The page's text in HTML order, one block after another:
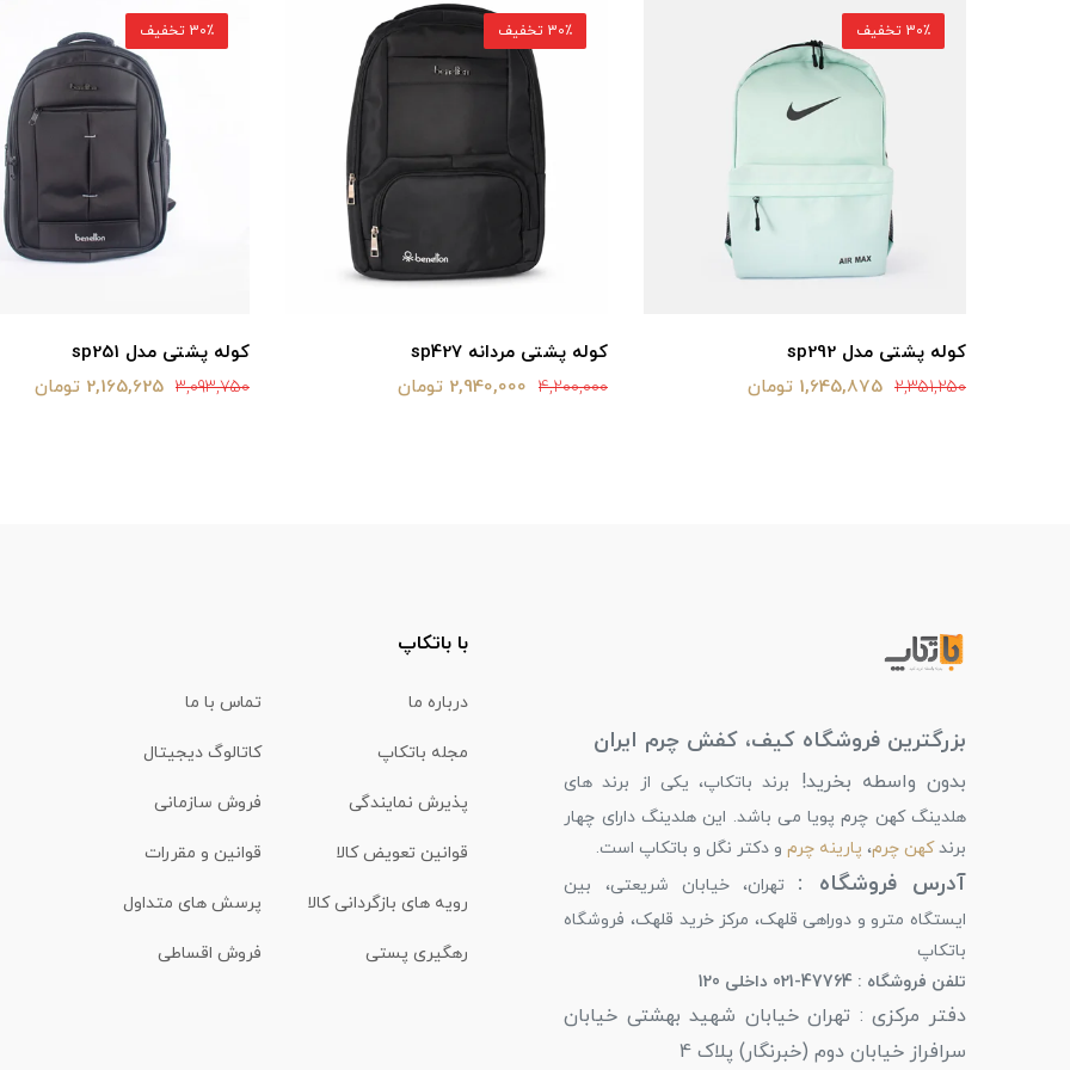
کوله پشتی مدل sp292
2,351,250 1,645,875 تومان
30٪ تخفیف
کوله پشتی مردانه sp427
4,200,000 2,940,000 تومان
30٪ تخفیف
کوله پشتی مدل sp251
3,093,750 2,165,625 تومان
30٪ تخفیف
بزرگترین فروشگاه کیف، کفش چرم ایران
بدون واسطه بخرید!
برند باتکاپ، یکی از برند های
هلدینگ کهن چرم پویا می باشد. این هلدینگ دارای چهار
برندکهن چرم، پارینه چرم و دکتر نگل و باتکاپ است.
آدرس فروشگاه : تهران، خیابان شریعتی، بین
ایستگاه مترو و دوراهی قلهک، مرکز خرید قلهک، فروشگاه
باتکاپ
تلفن فروشگاه : 47764-021 داخلی 120
دفتر مرکزی : تهران خیابان شهید بهشتی خیابان
سرافراز خیابان دوم (خبرنگار) پلاک 4
با باتکاپ
درباره ما تماس با ما
مجله باتکاپ کاتالوگ دیجیتال
پذیرش نمایندگی فروش سازمانی
قوانین تعویض کالا قوانین و مقررات
رویه های بازگردانی کالا پرسش های متداول
رهگیری پستی فروش اقساطی